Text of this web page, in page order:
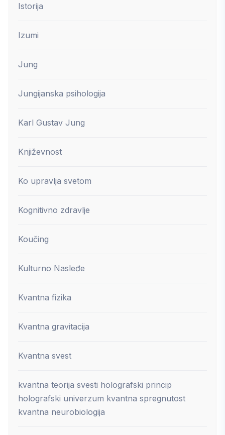
Istorija
Izumi
Jung
Jungijanska psihologija
Karl Gustav Jung
Književnost
Ko upravlja svetom
Kognitivno zdravlje
Koučing
Kulturno Nasleđe
Kvantna fizika
Kvantna gravitacija
Kvantna svest
kvantna teorija svesti holografski princip
holografski univerzum kvantna spregnutost
kvantna neurobiologija